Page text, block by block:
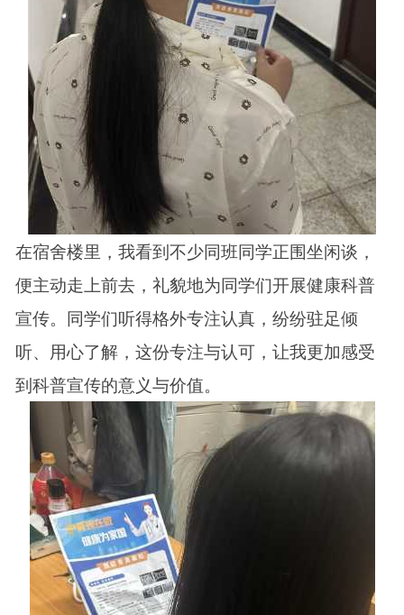
在宿舍楼里，我看到不少同班同学正围坐闲谈，
便主动走上前去，礼貌地为同学们开展健康科普
宣传。同学们听得格外专注认真，纷纷驻足倾
听、用心了解，这份专注与认可，让我更加感受
到科普宣传的意义与价值。